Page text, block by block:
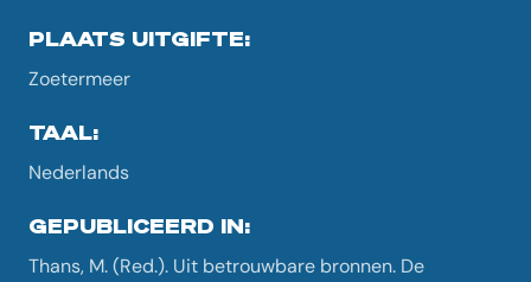
PLAATS UITGIFTE:
Zoetermeer
TAAL:
Nederlands
GEPUBLICEERD IN:
Thans, M. (Red.). Uit betrouwbare bronnen. De